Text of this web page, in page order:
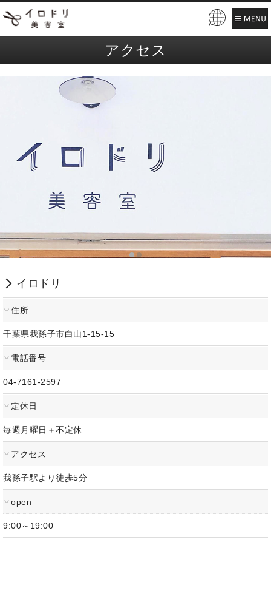
アクセス
イロドリ
住所
千葉県我孫子市白山1-15-15
電話番号
04-7161-2597
定休日
毎週月曜日＋不定休
アクセス
我孫子駅より徒歩5分
open
9:00～19:00